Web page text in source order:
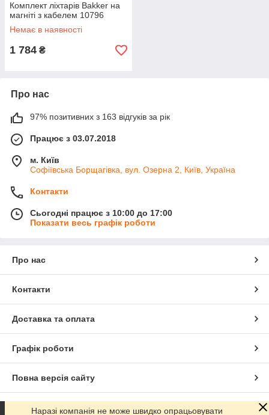
Комплект ліхтарів Bakker на
магніті з кабелем 10796
Немає в наявності
1 784 ₴
Про нас
97% позитивних з 163 відгуків за рік
Працює з 03.07.2018
м. Київ
Софіївська Борщагівка, вул. Озерна 2, Київ, Україна
Контакти
Сьогодні працює з 10:00 до 17:00
Показати весь графік роботи
Про нас
Контакти
Доставка та оплата
Графік роботи
Повна версія сайту
Сайт створено на маркетплейсі
Наразі компанія не може швидко опрацьовувати